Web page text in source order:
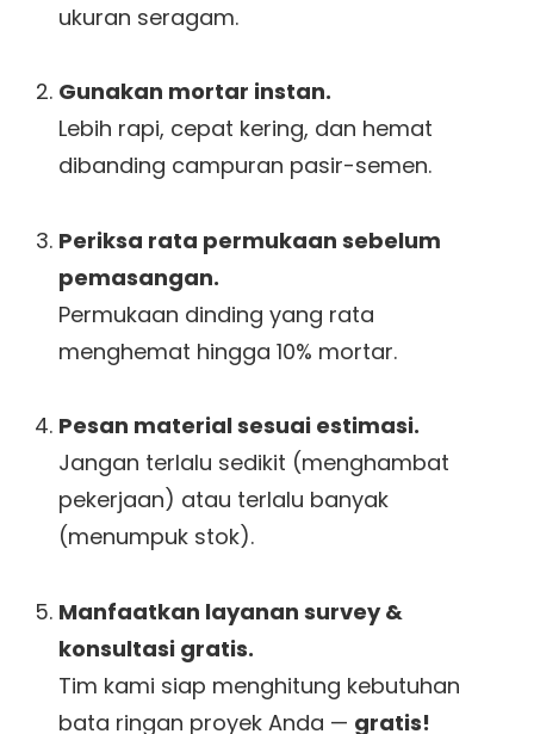
ukuran seragam.
Gunakan mortar instan.
Lebih rapi, cepat kering, dan hemat
dibanding campuran pasir-semen.
Periksa rata permukaan sebelum
pemasangan.
Permukaan dinding yang rata
menghemat hingga 10% mortar.
Pesan material sesuai estimasi.
Jangan terlalu sedikit (menghambat
pekerjaan) atau terlalu banyak
(menumpuk stok).
Manfaatkan layanan survey &
konsultasi gratis.
Tim kami siap menghitung kebutuhan
bata ringan proyek Anda — gratis!